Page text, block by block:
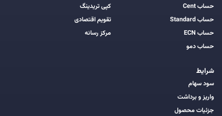
حساب Cent
حساب Standard
حساب ECN
حساب دمو
شرایط
سود سهام
واریز و برداشت
جزئیات محصول
کپی تریدینگ
تقویم اقتصادی
مرکز رسانه